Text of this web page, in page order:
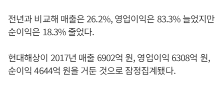
전년과 비교해 매출은 26.2%, 영업이익은 83.3% 늘었지만
순이익은 18.3% 줄었다.
현대해상이 2017년 매출 6902억 원, 영업이익 6308억 원,
순이익 4644억 원을 거둔 것으로 잠정집계됐다.